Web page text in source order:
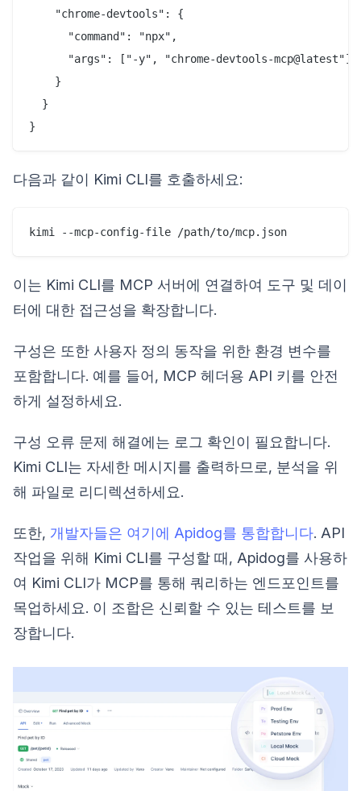
    "chrome-devtools": {
      "command": "npx",
      "args": ["-y", "chrome-devtools-mcp@latest"]
    }
  }
다음과 같이 Kimi CLI를 호출하세요:
이는 Kimi CLI를 MCP 서버에 연결하여 도구 및 데이
터에 대한 접근성을 확장합니다.
구성은 또한 사용자 정의 동작을 위한 환경 변수를
포함합니다. 예를 들어, MCP 헤더용 API 키를 안전
하게 설정하세요.
구성 오류 문제 해결에는 로그 확인이 필요합니다.
Kimi CLI는 자세한 메시지를 출력하므로, 분석을 위
해 파일로 리디렉션하세요.
또한, 개발자들은 여기에 Apidog를 통합합니다. API
작업을 위해 Kimi CLI를 구성할 때, Apidog를 사용하
여 Kimi CLI가 MCP를 통해 쿼리하는 엔드포인트를
목업하세요. 이 조합은 신뢰할 수 있는 테스트를 보
장합니다.